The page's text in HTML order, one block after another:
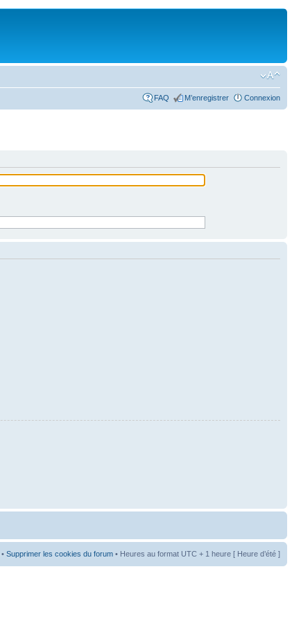
FAQ M’enregistrer Connexion
• Supprimer les cookies du forum • Heures au format UTC + 1 heure [ Heure d’été ]